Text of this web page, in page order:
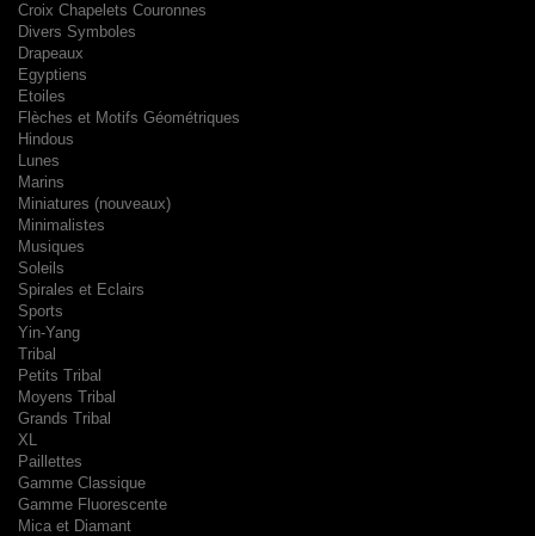
Croix Chapelets Couronnes
Divers Symboles
Drapeaux
Egyptiens
Etoiles
Flèches et Motifs Géométriques
Hindous
Lunes
Marins
Miniatures (nouveaux)
Minimalistes
Musiques
Soleils
Spirales et Eclairs
Sports
Yin-Yang
Tribal
Petits Tribal
Moyens Tribal
Grands Tribal
XL
Paillettes
Gamme Classique
Gamme Fluorescente
Mica et Diamant